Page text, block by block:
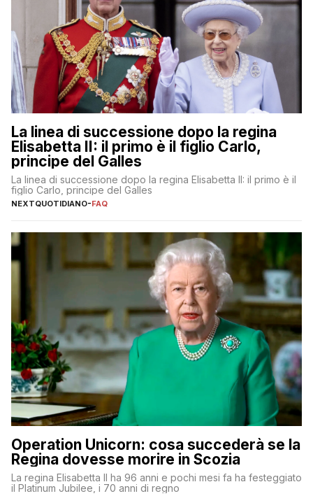
La linea di successione dopo la regina
Elisabetta II: il primo è il figlio Carlo,
principe del Galles
La linea di successione dopo la regina Elisabetta II: il primo è il
figlio Carlo, principe del Galles
NEXTQUOTIDIANO-FAQ
Operation Unicorn: cosa succederà se la
Regina dovesse morire in Scozia
La regina Elisabetta II ha 96 anni e pochi mesi fa ha festeggiato
il Platinum Jubilee, i 70 anni di regno